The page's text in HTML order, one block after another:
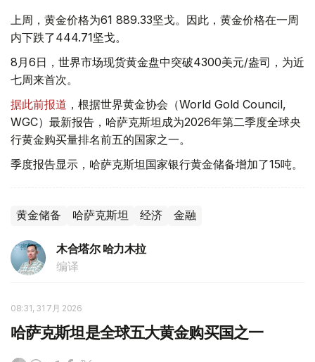
上周，黄金价格为61 889.33坚戈。因此，黄金价格在一周
内下跌了444.71坚戈。
8月6日，世界市场现货黄金盘中突破4300美元/盎司，为近
七周来首次。
据此前报道 ，根据世界黄金协会（World Gold Council,
WGC）最新报告，哈萨克斯坦成为2026年第二季度全球央
行黄金购买量排名前五的国家之一。
季度报告显示，哈萨克斯坦国家银行黄金储备增加了15吨。
黄金储备 哈萨克斯坦 经济 金融
木合塔尔 哈力木拉
编译
08:31, 31 7月 2026
哈萨克斯坦是全球五大黄金购买国之一